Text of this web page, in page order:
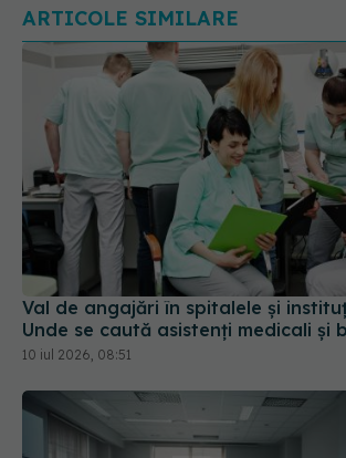
ARTICOLE SIMILARE
Val de angajări în spitalele și
Unde se caută asistenți medicali și
10 iul 2026, 08:51